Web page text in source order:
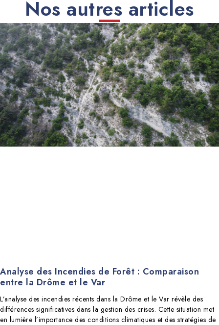
Nos autres articles
Analyse des Incendies de Forêt : Comparaison
entre la Drôme et le Var
L’analyse des incendies récents dans la Drôme et le Var révèle des
différences significatives dans la gestion des crises. Cette situation met
en lumière l’importance des conditions climatiques et des stratégies de